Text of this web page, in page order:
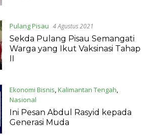
Pulang Pisau 4 Agustus 2021
Sekda Pulang Pisau Semangati
Warga yang Ikut Vaksinasi Tahap
Ekonomi Bisnis,Kalimantan Tengah,
Nasional
4 Agustus 2021
Ini Pesan Abdul Rasyid kepada
Generasi Muda